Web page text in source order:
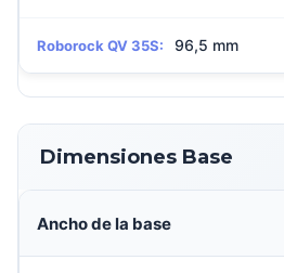
Roborock QV 35S: 96,5 mm
Dimensiones Base
Ancho de la base